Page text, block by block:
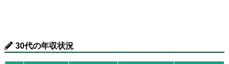
30代の年収状況